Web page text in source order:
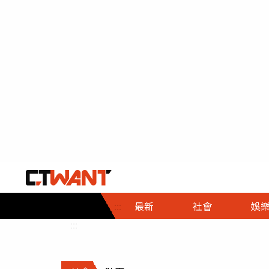
::: 最新 社會
社會首頁
時事
調查
娛樂
娛樂首頁
即時
財經首頁
熱線
政